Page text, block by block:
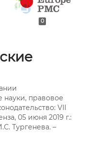
0
правовое
VII
05 июня 2019 г.:
Тургенева. –